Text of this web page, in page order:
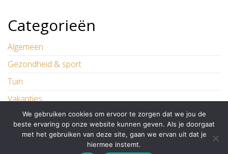
Categorieën
Algemeen
Gezondheid & sport
Tuin
Vakanties
WonenWe gebruiken cookies om ervoor te zorgen dat we jou de
beste ervaring op onze website kunnen geven. Als je doorgaat
met het gebruiken van deze site, gaan we ervan uit dat je
hiermee instemt.